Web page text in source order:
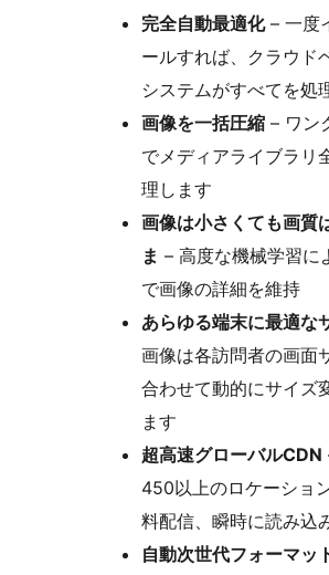
完全自動最適化– 一度
ールすれば、クラウド
システムがすべてを処
画像を一括圧縮 – ワン
でメディアライブラリ
理します
画像は小さくても画質
ま – 高度な機械学習に
で画像の詳細を維持
あらゆる端末に最適な
画像は各訪問者の画面
合わせて動的にサイズ
ます
超高速グローバルCDN
450以上のロケーショ
料配信、瞬時に読み込
自動次世代フォーマッ